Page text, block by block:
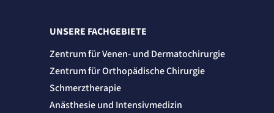
UNSERE FACHGEBIETE
Zentrum für Venen- und Dermatochirurgie
Zentrum für Orthopädische Chirurgie
Schmerztherapie
Anästhesie und Intensivmedizin
Einverständnis-Cookie
Anbieter:
Artemed SE
Speichert den Zustimmungsstatus des Benutzers für Cookies auf der aktuellen